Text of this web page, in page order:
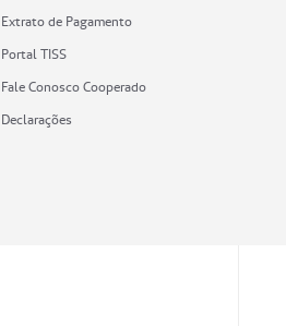
Extrato de Pagamento
Portal TISS
Fale Conosco Cooperado
Declarações